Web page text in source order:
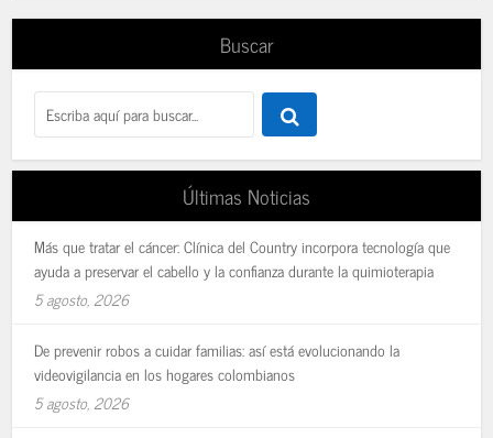
Buscar
Últimas Noticias
Más que tratar el cáncer: Clínica del Country incorpora tecnología que
ayuda a preservar el cabello y la confianza durante la quimioterapia
5 agosto, 2026
De prevenir robos a cuidar familias: así está evolucionando la
videovigilancia en los hogares colombianos
5 agosto, 2026